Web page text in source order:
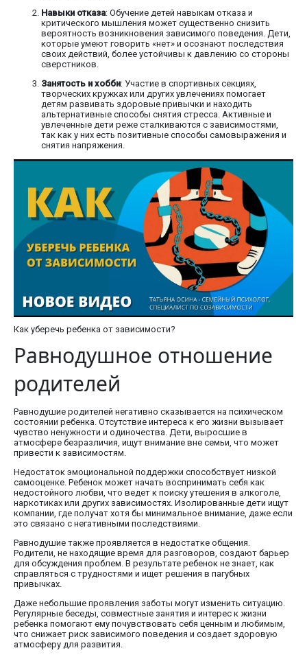
Навыки отказа: Обучение детей навыкам отказа и
критического мышления может существенно снизить
вероятность возникновения зависимого поведения. Дети,
которые умеют говорить «нет» и осознают последствия
своих действий, более устойчивы к давлению со стороны
сверстников.
Занятость и хобби: Участие в спортивных секциях,
творческих кружках или других увлечениях помогает
детям развивать здоровые привычки и находить
альтернативные способы снятия стресса. Активные и
увлеченные дети реже сталкиваются с зависимостями,
так как у них есть позитивные способы самовыражения и
снятия напряжения.
Как уберечь ребенка от зависимости?
Равнодушное отношение
родителей
Равнодушие родителей негативно сказывается на психическом
состоянии ребенка. Отсутствие интереса к его жизни вызывает
чувство ненужности и одиночества. Дети, выросшие в
атмосфере безразличия, ищут внимание вне семьи, что может
привести к зависимостям.
Недостаток эмоциональной поддержки способствует низкой
самооценке. Ребенок может начать воспринимать себя как
недостойного любви, что ведет к поиску утешения в алкоголе,
наркотиках или других зависимостях. Изолированные дети ищут
компании, где получат хотя бы минимальное внимание, даже если
это связано с негативными последствиями.
Равнодушие также проявляется в недостатке общения.
Родители, не находящие время для разговоров, создают барьер
для обсуждения проблем. В результате ребенок не знает, как
справляться с трудностями и ищет решения в пагубных
привычках.
Даже небольшие проявления заботы могут изменить ситуацию.
Регулярные беседы, совместные занятия и интерес к жизни
ребенка помогают ему почувствовать себя ценным и любимым,
что снижает риск зависимого поведения и создает здоровую
атмосферу для развития.